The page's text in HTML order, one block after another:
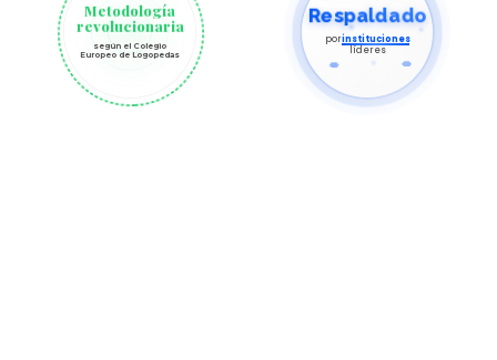
Metodología
revolucionaria
según el Colegio
Europeo de Logopedas
Respaldado
porinstituciones
líderes